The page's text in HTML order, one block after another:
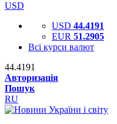
USD
USD 44.4191
EUR 51.2905
Всі курси валют
44.4191
Авторизація
Пошук
RU